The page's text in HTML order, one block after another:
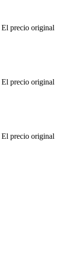
El precio original
El precio original
El precio original